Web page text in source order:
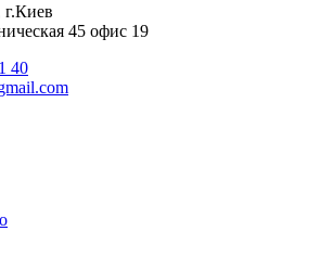
г.Киев
45 офис 19
40